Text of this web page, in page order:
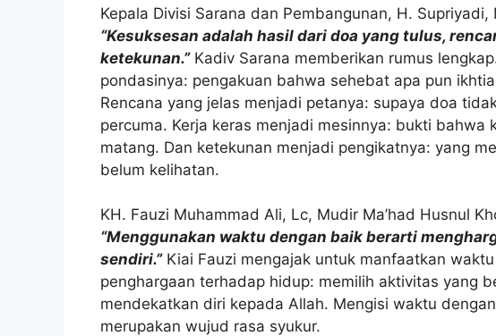
Kepala Divisi Sarana dan Pembangunan, H.
“Kesuksesan adalah hasil dari doa yang tulus,
ketekunan.”Kadiv Sarana memberikan rumus
pondasinya: pengakuan bahwa sehebat apa pun
Rencana yang jelas menjadi petanya: supaya doa
percuma. Kerja keras menjadi mesinnya: bukti bahwa
matang. Dan ketekunan menjadi pengikatnya: yang
belum kelihatan.
KH. Fauzi Muhammad Ali, Lc, Mudir Ma’had Husnul
“Menggunakan waktu dengan baik berarti
sendiri.”Kiai Fauzi mengajak untuk manfaatkan
penghargaan terhadap hidup: memilih aktivitas yang
mendekatkan diri kepada Allah. Mengisi waktu
merupakan wujud rasa syukur.